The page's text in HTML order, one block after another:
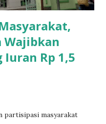
Wajibkan
Iuran Rp 1,5
partisipasi masyarakat